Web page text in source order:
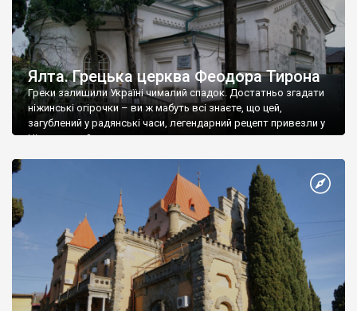
Ялта. Грецька церква Феодора Тирона
Греки залишили Україні чималий спадок. Достатньо згадати
ніжинські огірочки – ви ж мабуть всі знаєте, що цей,
загублений у радянські часи, легендарний рецепт привезли у
Ніжин греки?